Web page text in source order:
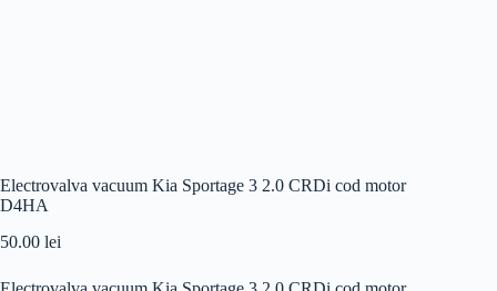
Electrovalva vacuum Kia Sportage 3 2.0 CRDi cod motor
D4HA
50.00 lei